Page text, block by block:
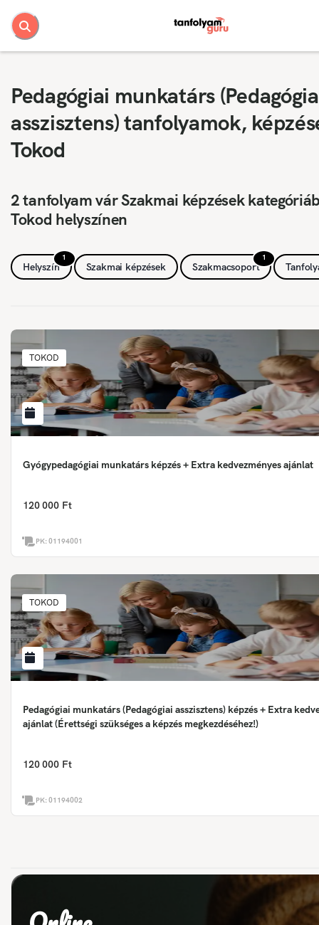
Pedagógiai munkatárs
asszisztens) tanfolyamok,
Tokod
2 tanfolyam vár Szakmai képzések
Tokod helyszínen
1
Helyszín Szakmai képzések
1
Szakmacsoport
TOKOD
Gyógypedagógiai munkatárs képzés + Extra kedvezményes ajánlat
120 000 Ft
PK:01194001
TOKOD
Pedagógiai munkatárs (Pedagógiai asszisztens) képzés + Extra
ajánlat (Érettségi szükséges a képzés megkezdéséhez!)
120 000 Ft
PK:01194002